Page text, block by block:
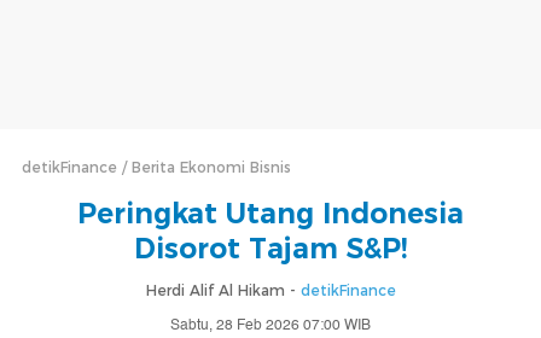
detikFinance Berita Ekonomi Bisnis
Peringkat Utang Indonesia
Disorot Tajam S&P!
Herdi Alif Al Hikam - detikFinance
Sabtu, 28 Feb 2026 07:00 WIB